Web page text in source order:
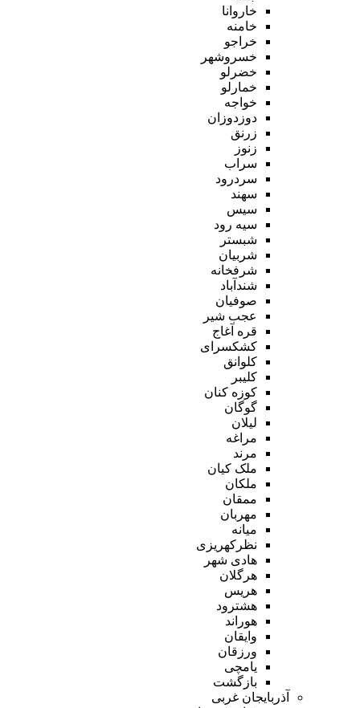
خاروانا
خامنه
خراجو
خسروشهر
خضرلو
خمارلو
خواجه
دوزدوزان
زرنق
زنوز
سراب
سردرود
سهند
سیس
سیه رود
شبستر
شربیان
شرفخانه
شندآباد
صوفیان
عجب شیر
قره آغاج
کشکسرای
کلوانق
کلیبر
کوزه کنان
گوگان
لیلان
مراغه
مرند
ملک کیان
ملکان
ممقان
مهربان
میانه
نظرکهریزی
هادی شهر
هرگلان
هریس
هشترود
هوراند
وایقان
ورزقان
یامچی
بازگشت
آذربایجان غربی